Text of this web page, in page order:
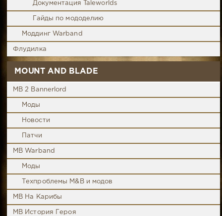
Документация Taleworlds
Гайды по мододелию
Моддинг Warband
Флудилка
MOUNT AND BLADE
MB 2 Bannerlord
Моды
Новости
Патчи
MB Warband
Моды
Техпроблемы M&B и модов
MB На Карибы
MB История Героя